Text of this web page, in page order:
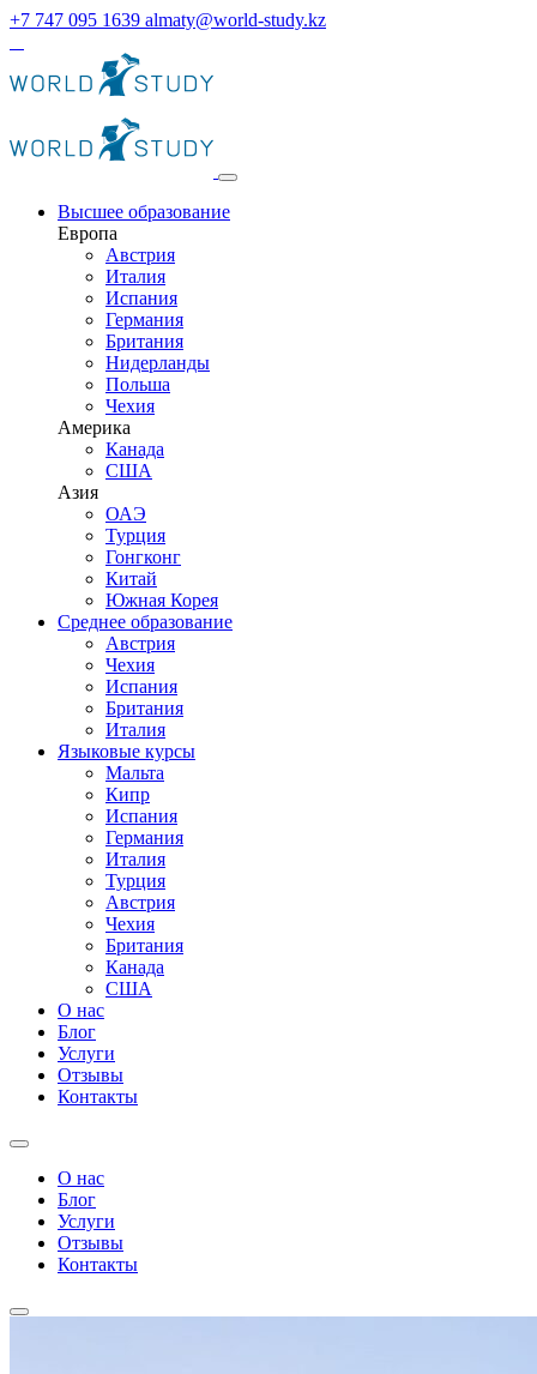
+7 747 095 1639 almaty@world-study.kz
Высшее образование
Европа
Австрия
Италия
Испания
Германия
Британия
Нидерланды
Польша
Чехия
Америка
Канада
США
Азия
ОАЭ
Турция
Гонгконг
Китай
Южная Корея
Среднее образование
Австрия
Чехия
Испания
Британия
Италия
Языковые курсы
Мальта
Кипр
Испания
Германия
Италия
Турция
Австрия
Чехия
Британия
Канада
США
О нас
Блог
Услуги
Отзывы
Контакты
О нас
Блог
Услуги
Отзывы
Контакты